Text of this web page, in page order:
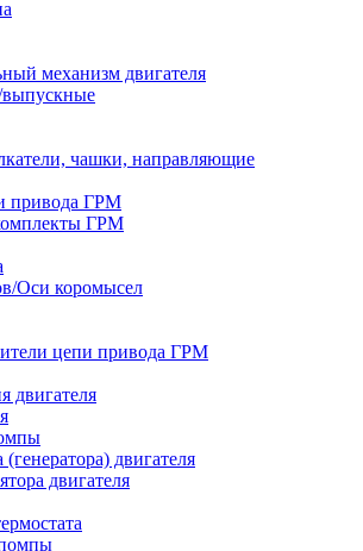
механизм двигателя
чашки, направляющие
привода ГРМ
ГРМ
Оси коромысел
цепи привода ГРМ
двигателя
двигателя
двигателя